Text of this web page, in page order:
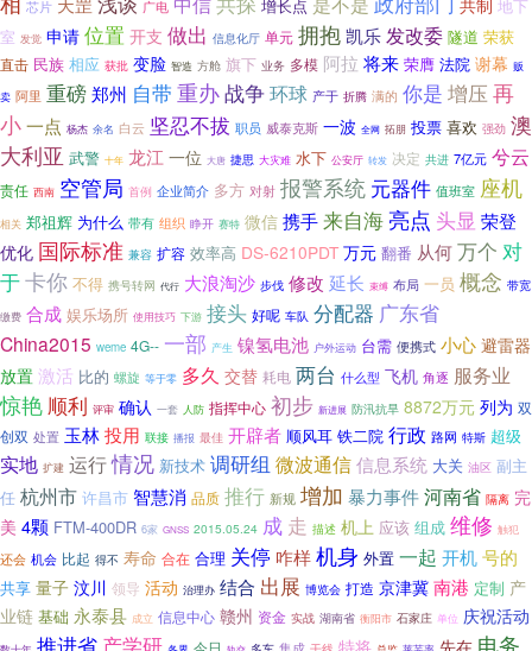
芯片 广电 增长点 共制 地下
室 发觉 申请位置 开支 做出 信息化厅 单元 拥抱凯乐发改委 隧道 荣获
直击 民族 相应 获批 变脸 智造 方舱 旗下 业务 多模 阿拉 将来 荣膺 法院 谢幕 贩
卖 阿里 重磅郑州 自带 重办战争环球 产于 折腾 满的 你是 增压 再
小一点 杨杰 余名 白云 坚忍不拔 职员 威泰克斯 一波 全网 拓朋 投票 喜欢 强劲 澳
大利亚 武警 十年 龙江 一位 大唐 捷思 大灾难 水下 公安厅 转发 决定 共进 7亿元 兮云
责任 西南 空管局 首例 企业简介 多方 对射 报警系统 元器件 值班室 座机
相关 郑祖辉 为什么 带有 组织 睁开 赛特 微信 携手来自海 亮点 头显 荣登
优化 国际标准 兼容 扩容 效率高 DS-6210PDT 万元 翻番 从何万个 对
于卡你 不得 携号转网 代行 大浪淘沙 步伐 修改 延长 束缚 布局 一员 概念 带宽
缴费 合成 娱乐场所 使用技巧 下游 接头 好呢 车队 分配器 广东省
China2015 weme 4G-- 一部 产生 镍氢电池 户外运动 台需 便携式 小心 避雷器
放置激活 比的 螺旋 等于零 多久 交替 耗电 两台 什么型 飞机 角逐 服务业
惊艳 顺利 评审 确认 一套 人防 指挥中心 初步 新进展 防汛抗旱 8872万元 列为 双
创双 处置 玉林投用 联接 播报 最佳 开辟者 顺风耳 铁二院 行政 路网 特斯 超级
实地 扩建 运行情况 新技术 调研组 微波通信信息系统 大关 油区 副主
任 杭州市 许昌市 智慧消 品质 推行 新规 增加 暴力事件河南省 隔离 完
美 4颗 FTM-400DR 6家 GNSS 2015.05.24 成 走 描述 机上 应该 组成 维修 触犯
还会 机会 比起 得不 寿命 合在 合理 关停 咋样机身 外置 一起 开机号的
共享 量子 汶川 领导 活动 治理办 结合 出展 博览会 打造 京津冀 南港 定制 产
业链 基础 永泰县 成立 信息中心 赣州 资金 实战 湖南省 衡阳市 石家庄 单位 庆祝活动
推进省 产学研 特将 先在 电务